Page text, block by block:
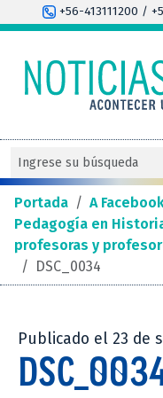
+56-413111200 /
Portada / A
Pedagogía en
profesoras y
/ DSC_0034
Publicado el 23 de